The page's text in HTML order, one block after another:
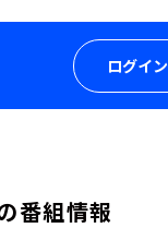
ログイン
番組情報